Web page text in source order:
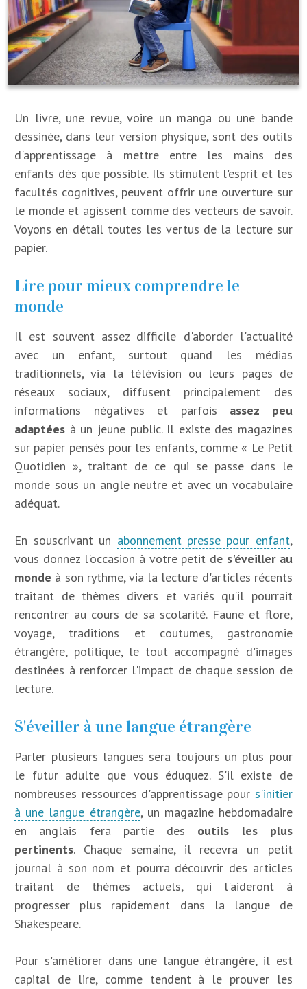
Un livre, une revue, voire un manga ou une bande
dessinée, dans leur version physique, sont des outils
d'apprentissage à mettre entre les mains des
enfants dès que possible. Ils stimulent l'esprit et les
facultés cognitives, peuvent offrir une ouverture sur
le monde et agissent comme des vecteurs de savoir.
Voyons en détail toutes les vertus de la lecture sur
papier.
Lire pour mieux comprendre le
monde
Il est souvent assez difficile d'aborder l'actualité
avec un enfant, surtout quand les médias
traditionnels, via la télévision ou leurs pages de
réseaux sociaux, diffusent principalement des
informations négatives et parfois assez peu
adaptées à un jeune public. Il existe des magazines
sur papier pensés pour les enfants, comme « Le Petit
Quotidien », traitant de ce qui se passe dans le
monde sous un angle neutre et avec un vocabulaire
adéquat.
En souscrivant un abonnement presse pour enfant,
vous donnez l'occasion à votre petit de s'éveiller au
monde à son rythme, via la lecture d'articles récents
traitant de thèmes divers et variés qu'il pourrait
rencontrer au cours de sa scolarité. Faune et flore,
voyage, traditions et coutumes, gastronomie
étrangère, politique, le tout accompagné d'images
destinées à renforcer l'impact de chaque session de
lecture.
S'éveiller à une langue étrangère
Parler plusieurs langues sera toujours un plus pour
le futur adulte que vous éduquez. S'il existe de
nombreuses ressources d'apprentissage pour s'initier
à une langue étrangère, un magazine hebdomadaire
en anglais fera partie des outils les plus
pertinents. Chaque semaine, il recevra un petit
journal à son nom et pourra découvrir des articles
traitant de thèmes actuels, qui l'aideront à
progresser plus rapidement dans la langue de
Shakespeare.
Pour s'améliorer dans une langue étrangère, il est
capital de lire, comme tendent à le prouver les